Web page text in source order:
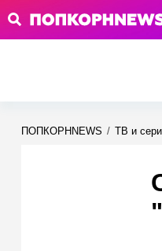
ПОПКОРНNEWS / ТВ и